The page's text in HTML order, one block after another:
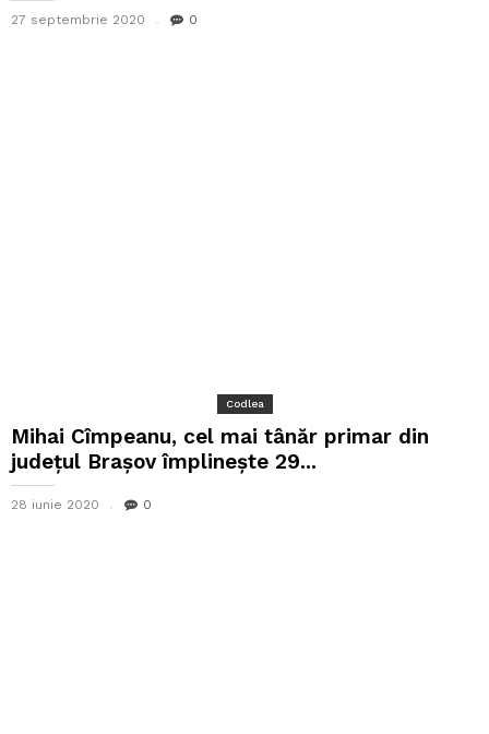
27 septembrie 2020 0
Codlea
Mihai Cîmpeanu, cel mai tânăr primar din
județul Brașov împlinește 29...
28 iunie 2020 0